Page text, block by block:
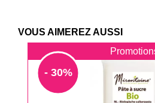
VOUS AIMEREZ AUSSI
- 30%